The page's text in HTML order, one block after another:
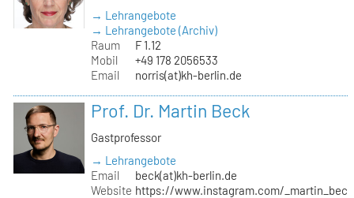
→ Lehrangebote
→ Lehrangebote (Archiv)
Raum
F 1.12
Mobil
+49 178 2056533
Email
norris(at)kh-berlin.de
Prof. Dr. Martin Beck
Gastprofessor
→ Lehrangebote
Email
beck(at)kh-berlin.de
Website https://www.instagram.com/